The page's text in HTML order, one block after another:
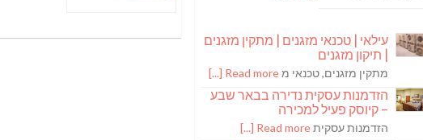
עילאי | טכנאי מזגנים | מתקין מזגנים
| תיקון מזגנים
מתקין מזגנים, טכנאי מRead more [...]
הזדמנות עסקית נדירה בבאר שבע
– קיוסק פעיל למכירה
הזדמנות עסקיתRead more [...]